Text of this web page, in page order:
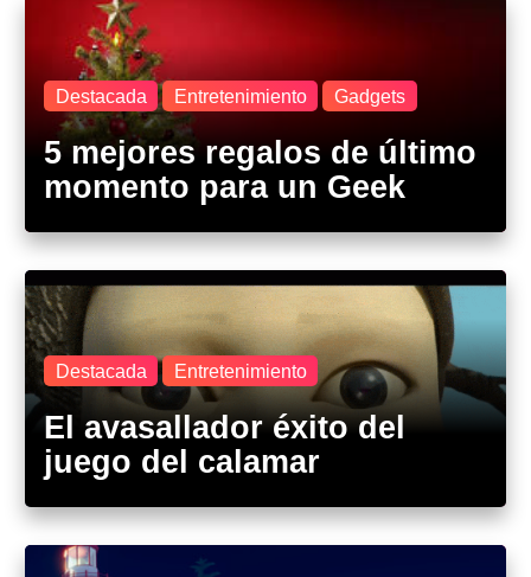
Destacada Entretenimiento Gadgets
5 mejores regalos de último
momento para un Geek
Destacada Entretenimiento
El avasallador éxito del
juego del calamar